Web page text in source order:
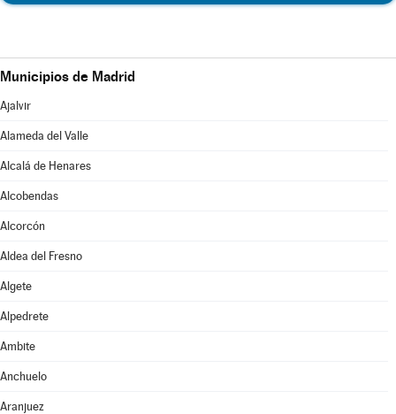
Municipios de Madrid
Ajalvir
Alameda del Valle
Alcalá de Henares
Alcobendas
Alcorcón
Aldea del Fresno
Algete
Alpedrete
Ambite
Anchuelo
Aranjuez